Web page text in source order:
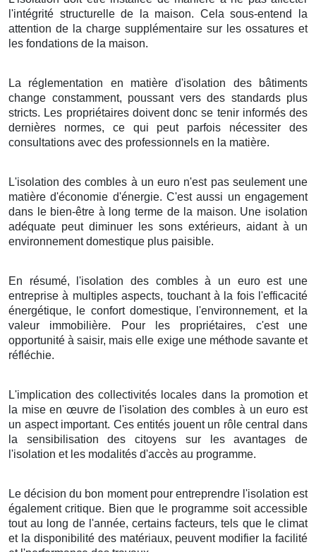
l'intégrité structurelle de la maison. Cela sous-entend la
attention de la charge supplémentaire sur les ossatures et
les fondations de la maison.
La réglementation en matière d'isolation des bâtiments
change constamment, poussant vers des standards plus
stricts. Les propriétaires doivent donc se tenir informés des
dernières normes, ce qui peut parfois nécessiter des
consultations avec des professionnels en la matière.
L'isolation des combles à un euro n'est pas seulement une
matière d'économie d'énergie. C'est aussi un engagement
dans le bien-être à long terme de la maison. Une isolation
adéquate peut diminuer les sons extérieurs, aidant à un
environnement domestique plus paisible.
En résumé, l'isolation des combles à un euro est une
entreprise à multiples aspects, touchant à la fois l'efficacité
énergétique, le confort domestique, l'environnement, et la
valeur immobilière. Pour les propriétaires, c'est une
opportunité à saisir, mais elle exige une méthode savante et
réfléchie.
L'implication des collectivités locales dans la promotion et
la mise en œuvre de l'isolation des combles à un euro est
un aspect important. Ces entités jouent un rôle central dans
la sensibilisation des citoyens sur les avantages de
l'isolation et les modalités d'accès au programme.
Le décision du bon moment pour entreprendre l'isolation est
également critique. Bien que le programme soit accessible
tout au long de l'année, certains facteurs, tels que le climat
et la disponibilité des matériaux, peuvent modifier la facilité